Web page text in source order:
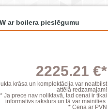
ar boilera pieslēgumu
2225.21 €*
krāsa un komplektācija var neatbilst
attēlā redzamajam!
* Ja prece nav noliktavā, tad cenai ir tikai
informatīvs raksturs un tā var mainīties.
* Cena ar PVN